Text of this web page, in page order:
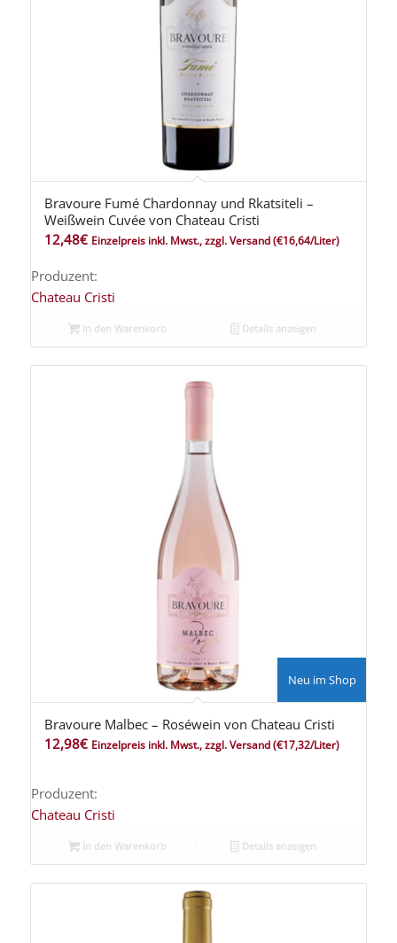
Bravoure Fumé Chardonnay und Rkatsiteli –
Weißwein Cuvée von Chateau Cristi
12,48€ Einzelpreis inkl. Mwst., zzgl. Versand(€16,64/Liter)
Produzent:
Chateau Cristi
In den Warenkorb Details anzeigen
Neu im Shop
Bravoure Malbec – Roséwein von Chateau Cristi
12,98€ Einzelpreis inkl. Mwst., zzgl. Versand(€17,32/Liter)
Produzent:
Chateau Cristi
In den Warenkorb Details anzeigen